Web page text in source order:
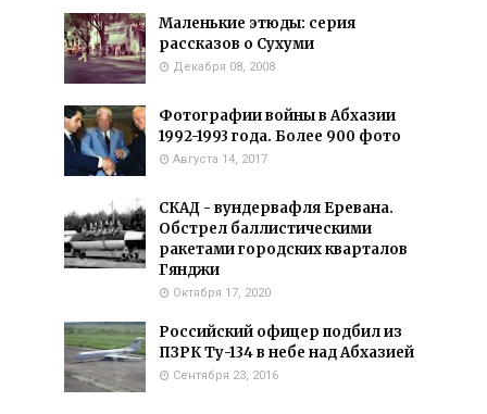
Маленькие этюды: серия
рассказов о Сухуми
Декабря 08, 2008
Фотографии войны в Абхазии
1992-1993 года. Более 900 фото
Августа 14, 2017
СКАД - вундервафля Еревана.
Обстрел баллистическими
ракетами городских кварталов
Гянджи
Октября 17, 2020
Российский офицер подбил из
ПЗРК Ту-134 в небе над Абхазией
Сентября 23, 2016